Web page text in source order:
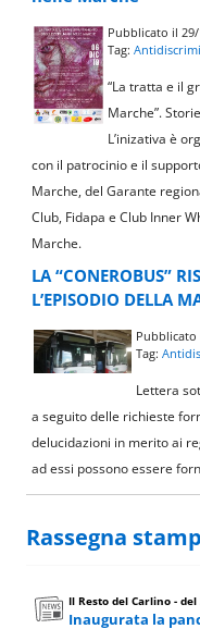
Pubblicato il
Tag:
“La tratta e il
Marche”.
L’inizativa è
con il patrocinio e il
Marche, del Garante
Club, Fidapa e Club Inner
Marche.
LA “CONEROBUS”
L’EPISODIO DELLA
Pubblicato
Tag:
Lettera
a seguito delle richieste
delucidazioni in merito ai
ad essi possono essere
Rassegna
Il Resto del Carlino -
Inaugurata la